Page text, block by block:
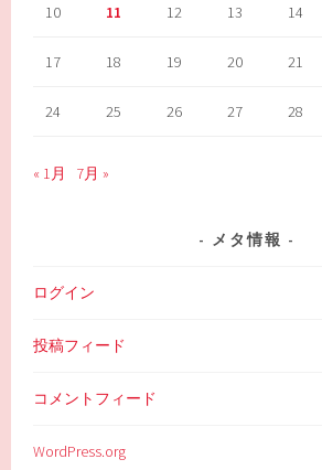
10 11 12 13 14
17 18 19 20 21
24 25 26 27 28
« 1月 7月 »
メタ情報
ログイン
投稿フィード
コメントフィード
WordPress.org